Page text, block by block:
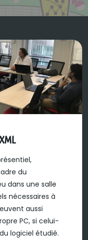
du
dans une salle
nécessaires à
aussi
PC, si celui-
logiciel étudié.